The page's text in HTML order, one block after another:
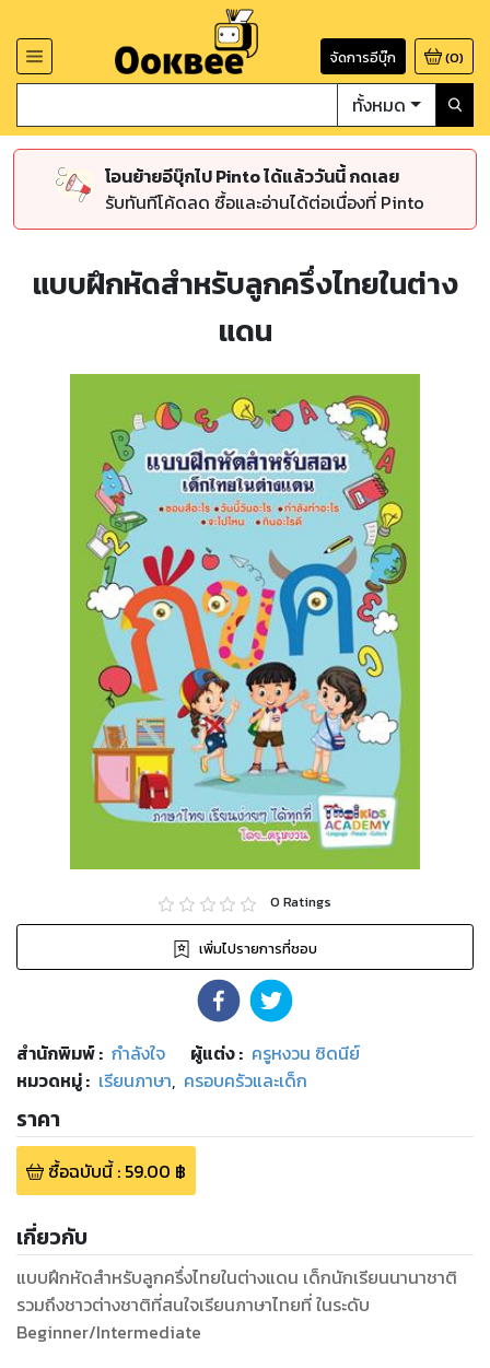
จัดการอีบุ๊ก (0)
ทั้งหมด
โอนย้ายอีบุ๊กไป Pinto ได้แล้ววันนี้ กดเลย
รับทันทีโค้ดลด ซื้อและอ่านได้ต่อเนื่องที่ Pinto
แบบฝึกหัดสำหรับลูกครึ่งไทยในต่าง
แดน
0 Ratings
เพิ่มไปรายการที่ชอบ
สำนักพิมพ์: กำลังใจ ผู้แต่ง : ครูหงวน ซิดนีย์
หมวดหมู่: เรียนภาษา, ครอบครัวและเด็ก
ราคา
ซื้อฉบับนี้: 59.00 ฿
เกี่ยวกับ
แบบฝึกหัดสำหรับลูกครึ่งไทยในต่างแดน เด็กนักเรียนนานาชาติ
รวมถึงชาวต่างชาติที่สนใจเรียนภาษาไทยที่ ในระดับ
Beginner/Intermediate